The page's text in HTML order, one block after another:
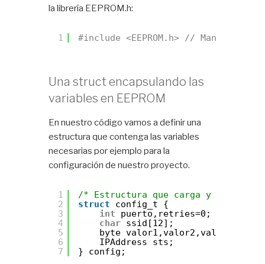
la librería EEPROM.h:
1 #include <EEPROM.h> // Manejo de la
Una struct encapsulando las
variables en EEPROM
En nuestro código vamos a definir una
estructura que contenga las variables
necesarias por ejemplo para la
configuración de nuestro proyecto.
1
2
3
4
5
6
7
/* Estructura que carga y guarda
struct
config_t {
int
puerto,retries=0;
char ssid[12];
byte valor1,valor2,valor3 = 0;
IPAddress sts;
} config;